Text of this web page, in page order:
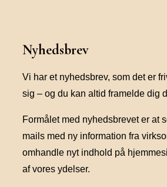
Nyhedsbrev
Vi har et nyhedsbrev, som det er
sig – og du kan altid framelde dig
Formålet med nyhedsbrevet er at
mails med ny information fra
omhandle nyt indhold på
af vores ydelser.